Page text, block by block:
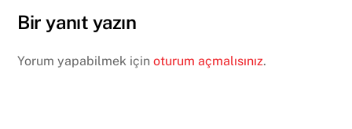
Bir yanıt yazın
Yorum yapabilmek içinoturum açmalısınız.